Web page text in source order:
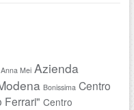
Anna Mei Azienda
Bonissima Centro
Ferrari" Centro